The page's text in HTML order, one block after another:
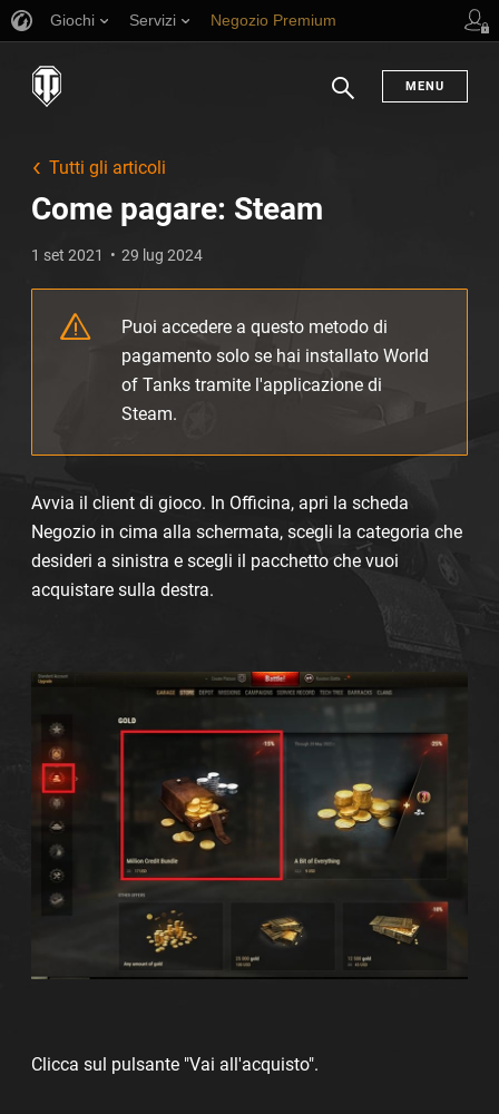
Giochi Servizi Negozio Premium
Ricerca
MENU
Tutti gli articoli
Come pagare: Steam
1 set 2021 29 lug 2024
Puoi accedere a questo metodo di
pagamento solo se hai installato World
of Tanks tramite l'applicazione di
Steam.
Avvia il client di gioco. In Officina, apri la scheda
Negozio in cima alla schermata, scegli la categoria che
desideri a sinistra e scegli il pacchetto che vuoi
acquistare sulla destra.
Clicca sul pulsante "Vai all'acquisto".